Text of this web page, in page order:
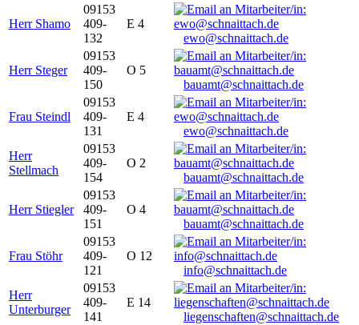
Herr Shamo
09153
409-
132
E 4
ewo@schnaittach.de
Herr Steger
09153
409-
150
O 5
bauamt@schnaittach.de
Frau Steindl
09153
409-
131
E 4
ewo@schnaittach.de
Herr
Stellmach
09153
409-
154
O 2
bauamt@schnaittach.de
Herr Stiegler
09153
409-
151
O 4
bauamt@schnaittach.de
Frau Stöhr
09153
409-
121
O 12
info@schnaittach.de
Herr
Unterburger
09153
409-
141
E 14
liegenschaften@schnaittach.de